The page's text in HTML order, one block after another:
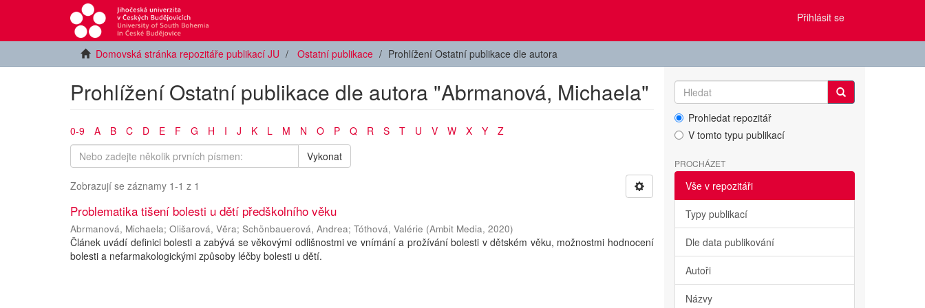
Přihlásit se
Domovská stránka repozitáře publikací JU Ostatní publikace Prohlížení Ostatní publikace dle autora
Prohlížení Ostatní publikace dle autora "Abrmanová, Michaela"
0-9 A B C D E F G H I J K L M N O P Q R S T U V W X Y
Z
Vykonat
Zobrazují se záznamy 1-1 z 1
Problematika tišení bolesti u dětí předškolního věku
Abrmanová, Michaela; Olišarová, Věra; Schönbauerová, Andrea; Tóthová, Valérie (Ambit Media, 2020)
Článek uvádí definici bolesti a zabývá se věkovými odlišnostmi ve vnímání a prožívání bolesti v dětském věku, možnostmi hodnocení
bolesti a nefarmakologickými způsoby léčby bolesti u dětí.
Prohledat repozitář
V tomto typu publikací
PROCHÁZET
Vše v repozitáři
Typy publikací
Dle data publikování
Autoři
Názvy